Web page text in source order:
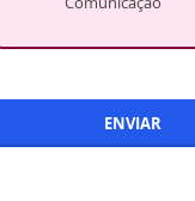
ENVIAR